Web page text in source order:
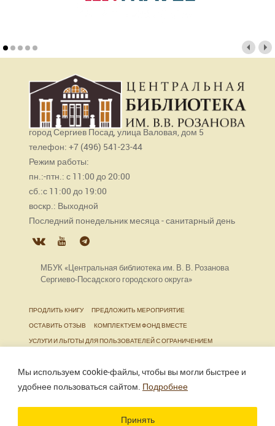
Мы используем cookie‑файлы, чтобы вы могли быстрее и
удобнее пользоваться сайтом. Подробнее
Принять
город Сергиев Посад, улица Валовая, дом 5
телефон: +7 (496) 541-23-44
Режим работы:
пн.:-птн.: с 11:00 до 20:00
сб.:с 11:00 до 19:00
воскр.: Выходной
Последний понедельник месяца - санитарный день
МБУК «Центральная библиотека им. В. В. Розанова
Сергиево-Посадского городского округа»
ПРОДЛИТЬ КНИГУ
ПРЕДЛОЖИТЬ МЕРОПРИЯТИЕ
ОСТАВИТЬ ОТЗЫВ
КОМПЛЕКТУЕМ ФОНД ВМЕСТЕ
УСЛУГИ И ЛЬГОТЫ ДЛЯ ПОЛЬЗОВАТЕЛЕЙ С ОГРАНИЧЕНИЕМ
ЖИЗНЕДЕЯТЕЛЬНОСТИ
Использование материалов сайта разрешено только
при наличии активной ссылки.